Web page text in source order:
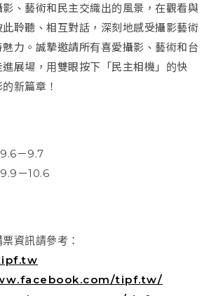
、藝術和民主交織出的風景，在觀看與
聆聽、相互對話，深刻地感受攝影藝術
力。誠摯邀請所有喜愛攝影、藝術和台
展場，用雙眼按下「民主相機」的快
新篇章！
－9.7
－10.6
資訊請參考：
tipf.tw/